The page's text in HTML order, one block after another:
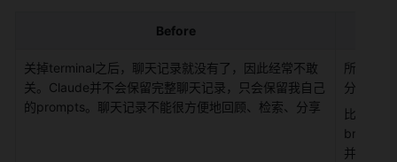
Before
关掉terminal之后，聊天记录就没有了，因此经常不敢
关。Claude并不会保留完整聊天记录，只会保留我自己
的prompts。聊天记录不能很方便地回顾、检索、分享
所有聊
分享。
比如我
并转发